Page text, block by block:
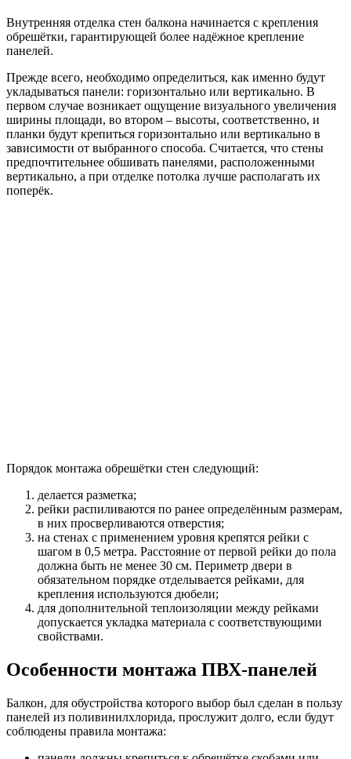
Внутренняя отделка стен балкона начинается с крепления
обрешётки, гарантирующей более надёжное крепление
панелей.
Прежде всего, необходимо определиться, как именно будут
укладываться панели: горизонтально или вертикально. В
первом случае возникает ощущение визуального увеличения
ширины площади, во втором – высоты, соответственно, и
планки будут крепиться горизонтально или вертикально в
зависимости от выбранного способа. Считается, что стены
предпочтительнее обшивать панелями, расположенными
вертикально, а при отделке потолка лучше располагать их
поперёк.
Порядок монтажа обрешётки стен следующий:
делается разметка;
рейки распиливаются по ранее определённым размерам,
в них просверливаются отверстия;
на стенах с применением уровня крепятся рейки с
шагом в 0,5 метра. Расстояние от первой рейки до пола
должна быть не менее 30 см. Периметр двери в
обязательном порядке отделывается рейками, для
крепления используются дюбели;
для дополнительной теплоизоляции между рейками
допускается укладка материала с соответствующими
свойствами.
Особенности монтажа ПВХ-панелей
Балкон, для обустройства которого выбор был сделан в пользу
панелей из поливинилхлорида, прослужит долго, если будут
соблюдены правила монтажа: